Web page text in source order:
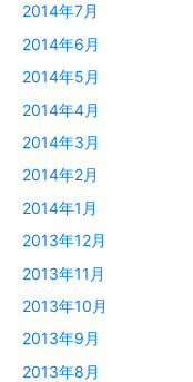
2014年7月
2014年6月
2014年5月
2014年4月
2014年3月
2014年2月
2014年1月
2013年12月
2013年11月
2013年10月
2013年9月
2013年8月